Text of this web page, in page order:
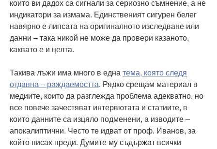
които ви дадох са сигнали за сериозно съмнение, а не
индикатори за измама. Единственият сигурен белег
навярно е липсата на оригиналното изследване или
данни – така никой не може да провери казаното,
каквато е и целта.
Такива лъжи има много в една тема, която следя
отдавна – раждаемостта. Рядко срещам материал в
медиите, които да разглежда проблема адекватно, но
все повече зачестяват интервютата и статиите, в
които данните са изцяло подменени, а изводите –
апокалиптични. Често те идват от проф. Иванов, за
който писах преди. Думите му съдържат всички